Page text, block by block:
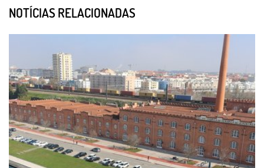
NOTÍCIAS RELACIONADAS